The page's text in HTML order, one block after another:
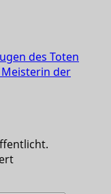
des Toten
Meisterin der